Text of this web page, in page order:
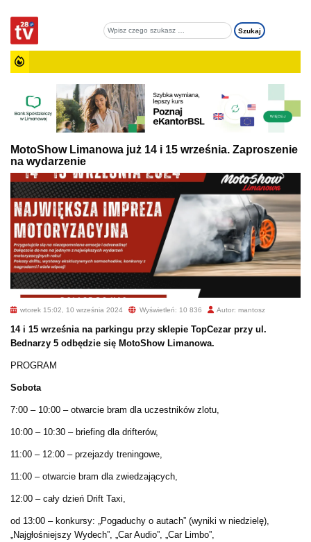
MotoShow Limanowa już 14 i 15 września. Zaproszenie
na wydarzenie
wtorek 15:02, 10 września 2024 Wyświetleń: 10 836 Autor: mantosz
14 i 15 września na parkingu przy sklepie TopCezar przy ul.
Bednarzy 5 odbędzie się MotoShow Limanowa.
PROGRAM
Sobota
7:00 – 10:00 – otwarcie bram dla uczestników zlotu,
10:00 – 10:30 – briefing dla drifterów,
11:00 – 12:00 – przejazdy treningowe,
11:00 – otwarcie bram dla zwiedzających,
12:00 – cały dzień Drift Taxi,
od 13:00 – konkursy: „Pogaduchy o autach” (wyniki w niedzielę),
„Najgłośniejszy Wydech”, „Car Audio”, „Car Limbo”,